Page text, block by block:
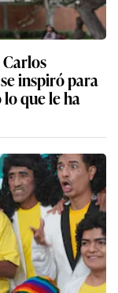
inspiró para
que le ha